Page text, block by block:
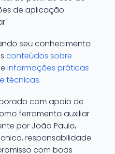
de aplicação
seu conhecimento
conteúdos sobre
e informações práticas
técnicas.
com apoio de
ferramenta auxiliar
por João Paulo,
responsabilidade
com boas